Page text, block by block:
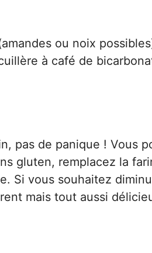
ou noix
à café de
pas de panique ! Vous
gluten, remplacez la
Si vous souhaitez
mais tout aussi